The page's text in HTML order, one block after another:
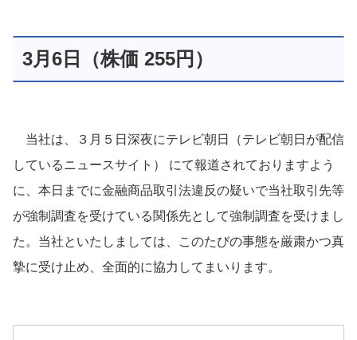
3月6日（株価 255円）
当社は、３月５日深夜にテレビ朝日（テレビ朝日が配信
しているニュースサイト） にて報道されておりますよう
に、本日までに金融商品取引法違反の疑いで当社取引先等
が強制調査を受けている関係先として強制調査を受けまし
た。当社といたしましては、このたびの事態を厳粛かつ真
摯に受け止め、全面的に協力してまいります。